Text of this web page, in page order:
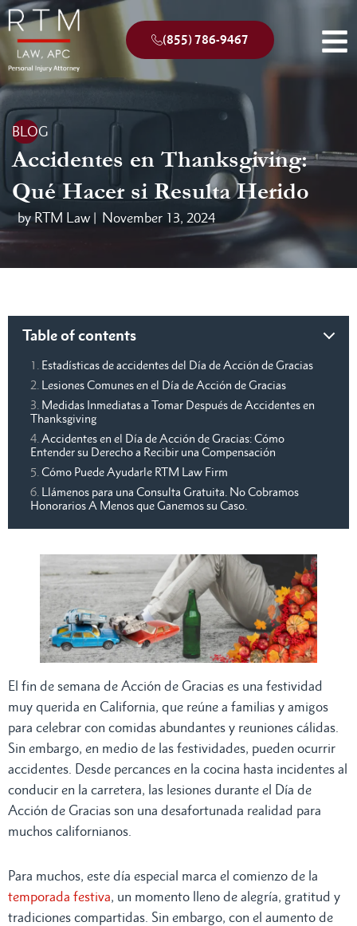
(855) 786-9467
BLOG
Accidentes en Thanksgiving:
Qué Hacer si Resulta Herido
by RTM Law | November 13, 2024
Table of contents
Estadísticas de accidentes del Día de Acción de Gracias
Lesiones Comunes en el Día de Acción de Gracias
Medidas Inmediatas a Tomar Después de Accidentes en
Thanksgiving
Accidentes en el Día de Acción de Gracias: Cómo
Entender su Derecho a Recibir una Compensación
Cómo Puede Ayudarle RTM Law Firm
Llámenos para una Consulta Gratuita. No Cobramos
Honorarios A Menos que Ganemos su Caso.
El fin de semana de Acción de Gracias es una festividad
muy querida en California, que reúne a familias y amigos
para celebrar con comidas abundantes y reuniones cálidas.
Sin embargo, en medio de las festividades, pueden ocurrir
accidentes. Desde percances en la cocina hasta incidentes al
conducir en la carretera, las lesiones durante el Día de
Acción de Gracias son una desafortunada realidad para
muchos californianos.
Para muchos, este día especial marca el comienzo de la
temporada festiva, un momento lleno de alegría, gratitud y
tradiciones compartidas. Sin embargo, con el aumento de